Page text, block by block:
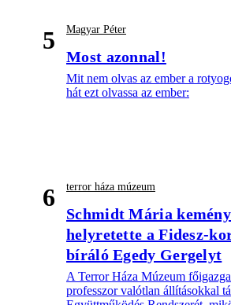
5 Magyar Péter
Most azonnal!
Mit nem olvas az ember a
hát ezt olvassa az ember:
6 terror háza múzeum
Schmidt Mária
helyretette a Fidesz-
bíráló Egedy Gergelyt
A Terror Háza Múzeum
professzor valótlan állításokkal